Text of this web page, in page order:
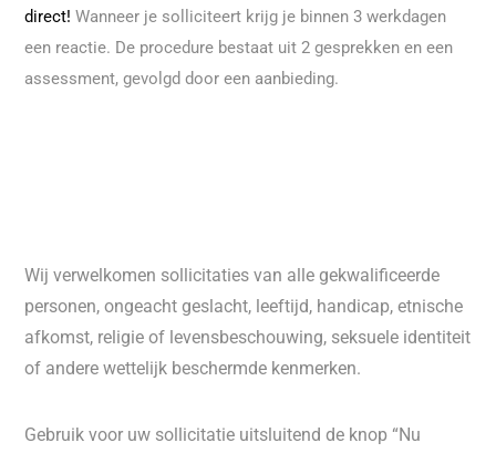
direct! Wanneer je solliciteert krijg je binnen 3 werkdagen
een reactie. De procedure bestaat uit 2 gesprekken en een
assessment, gevolgd door een aanbieding.
Wij verwelkomen sollicitaties van alle gekwalificeerde
personen, ongeacht geslacht, leeftijd, handicap, etnische
afkomst, religie of levensbeschouwing, seksuele identiteit
of andere wettelijk beschermde kenmerken.
Gebruik voor uw sollicitatie uitsluitend de knop “Nu